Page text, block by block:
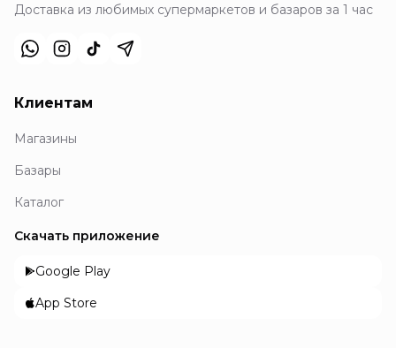
Доставка из любимых супермаркетов и базаров за 1 час
Клиентам
Магазины
Базары
Каталог
Скачать приложение
Google Play
App Store